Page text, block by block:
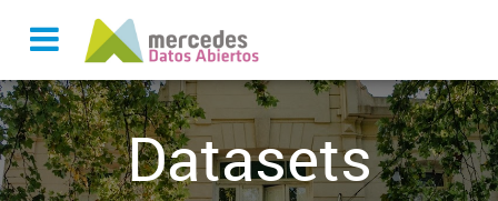
Datasets